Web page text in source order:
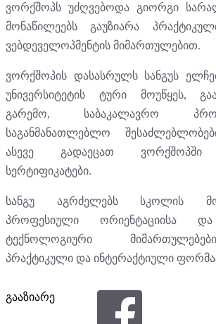
ვორქშოპს უძღვებოდა გიორგი
მონაწილეებს გაუზიარა
ვებდეველოპმენტის მიმართულებით.
ვორქშოპის დასასრულს სანგუს
უნივერსიტეტის ტური მოუწყეს,
გარემო, საბაკალავრო
საგანმანათლებლო
ასევე გადაეცათ ვორქშოპში
სერტიფიკატები.
სანგუ აგრძელებს სკოლის
პროფესიული ორიენტაციისა
ტექნოლოგიური
პრაქტიკული და ინტერაქტიული
გააზიარე